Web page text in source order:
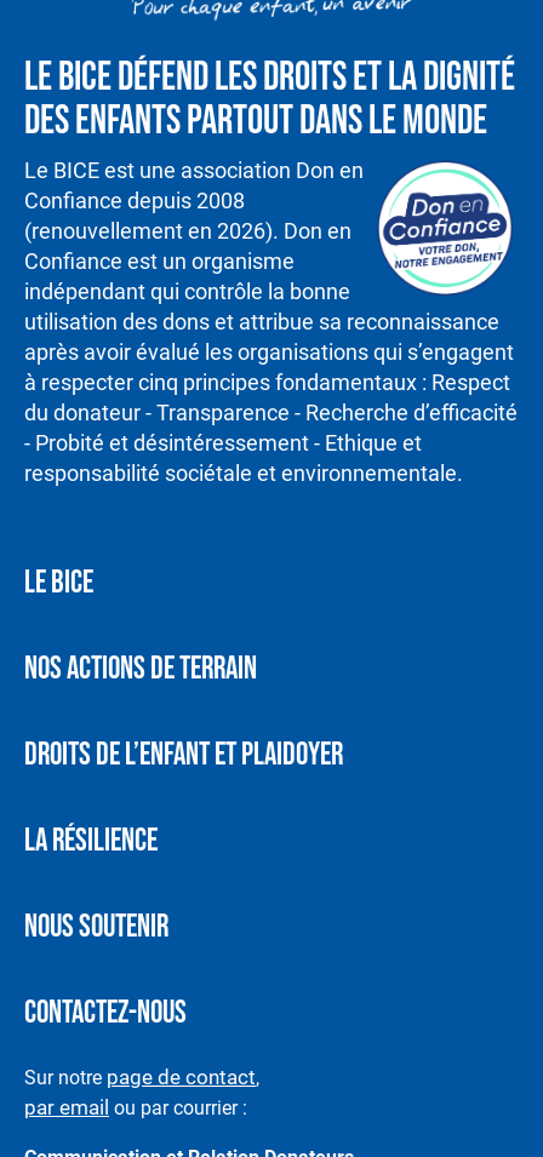
Le BICE défend les droits et la dignité
des enfants partout dans le monde
Le BICE est une association Don en
Confiance depuis 2008
(renouvellement en 2026). Don en
Confiance est un organisme
indépendant qui contrôle la bonne
utilisation des dons et attribue sa reconnaissance
après avoir évalué les organisations qui s’engagent
à respecter cinq principes fondamentaux : Respect
du donateur - Transparence - Recherche d’efficacité
- Probité et désintéressement - Ethique et
responsabilité sociétale et environnementale.
LE BICE
NOS ACTIONS DE TERRAIN
DROITS DE L’ENFANT ET PLAIDOYER
LA RÉSILIENCE
NOUS SOUTENIR
CONTACTEZ-NOUS
Sur notre page de contact,
par email ou par courrier :